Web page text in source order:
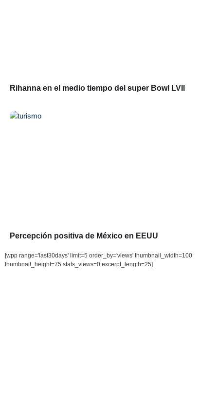
Rihanna en el medio tiempo del super Bowl LVII
Percepción positiva de México en EEUU
[wpp range='last30days' limit=5 order_by='views' thumbnail_width=100
thumbnail_height=75 stats_views=0 excerpt_length=25]